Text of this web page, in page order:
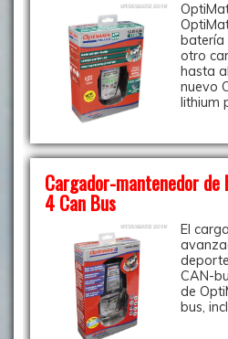
batería
otro
hasta
nuevo
lithium
Cargador-mantenedor
4 Can Bus
El
CAN-
de
bus,